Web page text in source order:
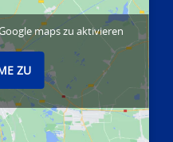
maps zu aktivieren
ZU